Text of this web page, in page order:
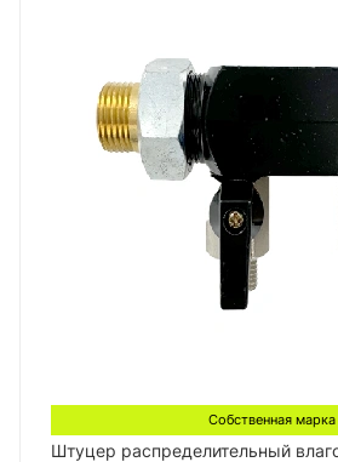
Собственная марка
Штуцер распределительный